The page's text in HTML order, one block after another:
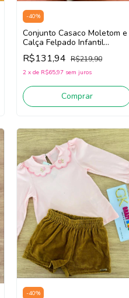
-40%
Conjunto Casaco Moletom e
Calça Felpado Infantil
Menina Somnii 3261061
(Verde)
R$131,94 R$219,90
2 x de R$65,97 sem juros
Comprar
-40%